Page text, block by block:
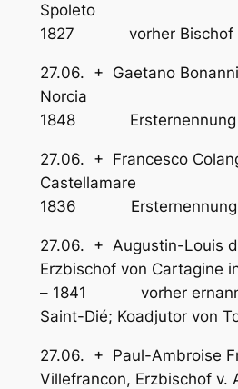
Spoleto
1827 vorher Bischof
27.06. + Gaetano
Norcia
1848 Ersternennung
27.06. + Francesco
Castellamare
1836 Ersternennung
27.06. + Augustin-Louis
Erzbischof von
– 1841 vorher
Saint-Dié; Koadjutor von
27.06. + Paul-Ambroise
Villefrancon, Erzbischof v.